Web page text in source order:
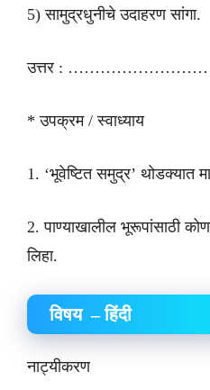
5) सामुद्रधुनीचे उदाहरण सांगा.
उत्तर :
* उपक्रम / स्वाध्याय
1. ‘भूवेष्टित समुद्र’ थोडक्यात
2. पाण्याखालील भूरूपांसाठी
लिहा.
विषय – हिंदी
नाट्यीकरण